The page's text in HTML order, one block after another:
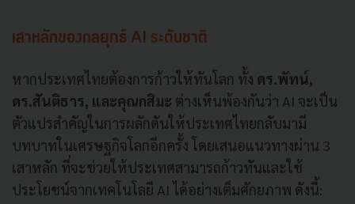
เสาหลักของกลยุทธ์ AI ระดับชาติ
หากประเทศไทยต้องการก้าวให้ทันโลก ทั้ง ดร.พัทน์,
ดร.สันติธาร, และคุณกสิมะ ต่างเห็นพ้องกันว่า AI จะเป็น
ตัวแปรสำคัญในการผลักดันให้ประเทศไทยกลับมามี
บทบาทในเศรษฐกิจโลกอีกครั้ง โดยเสนอแนวทางผ่าน 3
เสาหลัก ที่จะช่วยให้ประเทศสามารถก้าวทันและใช้
ประโยชน์จากเทคโนโลยี AI ได้อย่างเต็มศักยภาพ ดังนี้: